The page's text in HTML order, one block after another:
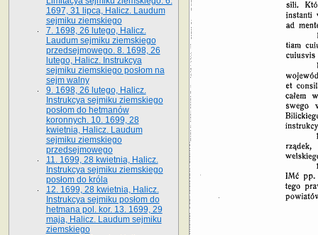
1697, 31 lipca, Halicz. Laudum
sejmiku ziemskiego
7. 1698, 26 lutego, Halicz.
Laudum sejmiku ziemskiego
przedsejmowego. 8. 1698, 26
lutego, Halicz. Instrukcya
sejmiku ziemskiego posłom na
sejm walny
9. 1698, 26 lutego, Halicz.
Instrukcya sejmiku ziemskiego
posłom do hetmanów
koronnych. 10. 1699, 28
kwietnia, Halicz. Laudum
sejmiku ziemskiego
przedsejmowego
11. 1699, 28 kwietnia, Halicz.
Instrukcya sejmiku ziemskiego
posłom do króla
12. 1699, 28 kwietnia, Halicz.
Instrukcya sejmiku posłom do
hetmana pol. kor. 13. 1699, 29
maja, Halicz. Laudum sejmiku
ziemskiego